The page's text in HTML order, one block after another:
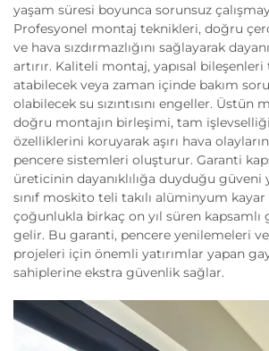
yaşam süresi boyunca sorunsuz
Profesyonel montaj teknikleri, doğru
ve hava sızdırmazlığını sağlayarak
artırır. Kaliteli montaj, yapısal
atabilecek veya zaman içinde bakım
olabilecek su sızıntısını engeller. Üstün
doğru montajın birleşimi, tam
özelliklerini koruyarak aşırı hava
pencere sistemleri oluşturur. Garanti
üreticinin dayanıklılığa duyduğu güveni
sınıf moskito teli takılı alüminyum
çoğunlukla birkaç on yıl süren
gelir. Bu garanti, pencere yenilemeleri
projeleri için önemli yatırımlar yapan
sahiplerine ekstra güvenlik sağlar.